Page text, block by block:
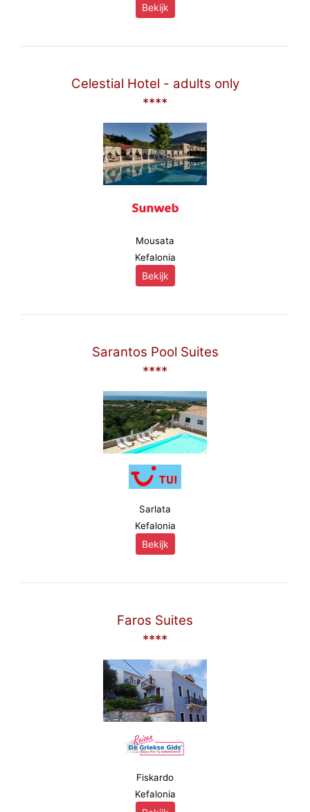
Bekijk
Celestial Hotel - adults only
****
Mousata
Kefalonia
Bekijk
Sarantos Pool Suites
****
Sarlata
Kefalonia
Bekijk
Faros Suites
****
Fiskardo
Kefalonia